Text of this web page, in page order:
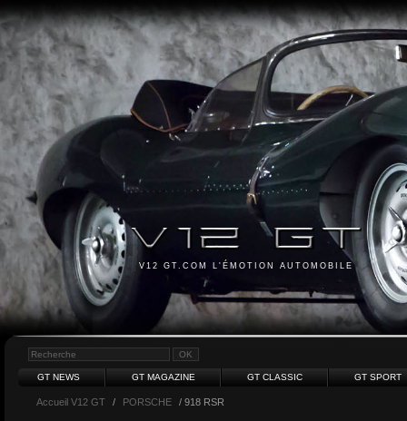
V12 GT.COM L'ÉMOTION AUTOMOBILE
GT NEWS GT MAGAZINE GT CLASSIC GT SPORT
Accueil V12 GT / PORSCHE / 918 RSR